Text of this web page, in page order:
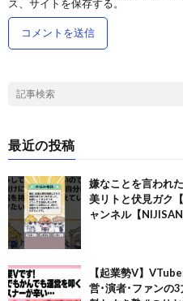
ス、サイトを保存する。
最近の投稿
嫌なことを言われ
美リトと伏見ガク
ャンネル【
【起業勢V】
営･演者･ファンの